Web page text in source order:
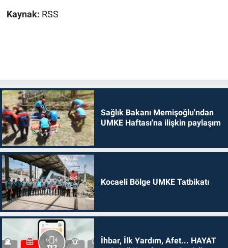
Kaynak: RSS
Sağlık Bakanı Memişoğlu'ndan
UMKE Haftası'na ilişkin paylaşım
Kocaeli Bölge UMKE Tatbikatı
İhbar, İlk Yardım, Afet... HAYAT